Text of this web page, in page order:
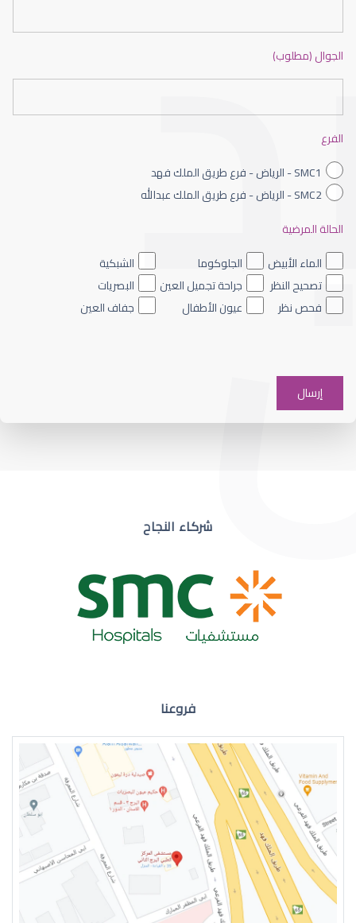
ضعف نظر الاطفال
ضعف نظر العين اليسرى
ضعف نظر مفاجئ
ضعف نظر في العين اليسرى
الجوال (مطلوب)
الفرع
SMC1 - الرياض - فرع طريق الملك فهد
SMC2 - الرياض - فرع طريق الملك عبدالله
الحالة المرضية
الماء الأبيض
الجلوكوما
الشبكية
تصحيح النظر
جراحة تجميل العين
البصريات
فحص نظر
عيون الأطفال جفاف العين
شركاء النجاح
فروعنا